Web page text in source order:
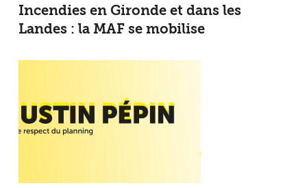
Incendies en Gironde et dans les
Landes : la MAF se mobilise